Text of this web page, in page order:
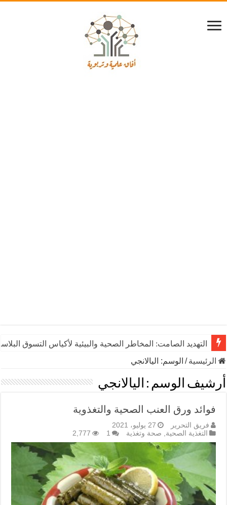
التهديد الصامت: المخاطر الصحية والبيئية لأكياس التسوق
الرئيسية/ الوسم: اليالانجي
أرشيف الوسم : اليالانجي
فوائد ورق العنب الصحية والتغذوية
فريق التحرير
27 يوليو، 2021
التغذية الصحية, صحة وتغذية 1
2,777